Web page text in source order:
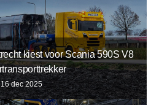
kiest voor Scania 590S V8
16 dec 2025